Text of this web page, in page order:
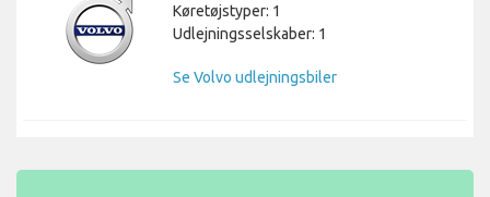
Køretøjstyper: 1
Udlejningsselskaber: 1
Se Volvo udlejningsbiler